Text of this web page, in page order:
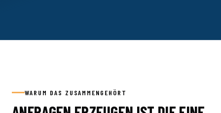
WARUM DAS ZUSAMMENGEHÖRT